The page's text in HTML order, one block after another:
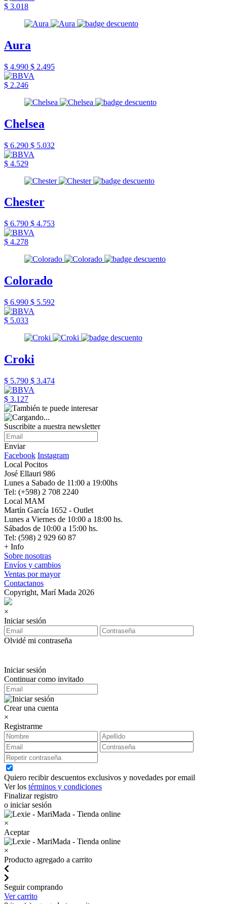
$ 3.018
Aura
$ 4.990 $ 2.495
$ 2.246
Chelsea
$ 6.290 $ 5.032
$ 4.529
Chester
$ 6.790 $ 4.753
$ 4.278
Colorado
$ 6.990 $ 5.592
$ 5.033
Croki
$ 5.790 $ 3.474
$ 3.127
Suscribite a nuestra newsletter
Enviar
Facebook Instagram
Local Pocitos
José Ellauri 986
Lunes a Sabado de 11:00 a 19:00hs
Tel: (+598) 2 708 2240
Local MAM
Martín García 1652 - Outlet
Lunes a Viernes de 10:00 a 18:00 hs.
Sábados de 10:00 a 15:00 hs.
Tel: (598) 2 929 60 87
+ Info
Sobre nosotras
Envíos y cambios
Ventas por mayor
Contactanos
Copyright, Marí Mada 2026
×
Iniciar sesión
Olvidé mi contraseña
Iniciar sesión
Continuar como invitado
Crear una cuenta
×
Registrarme
Quiero recibir descuentos exclusivos y novedades por email
Ver los términos y condiciones
Finalizar registro
o iniciar sesión
×
Aceptar
×
Producto agregado a carrito
Seguir comprando
Ver carrito